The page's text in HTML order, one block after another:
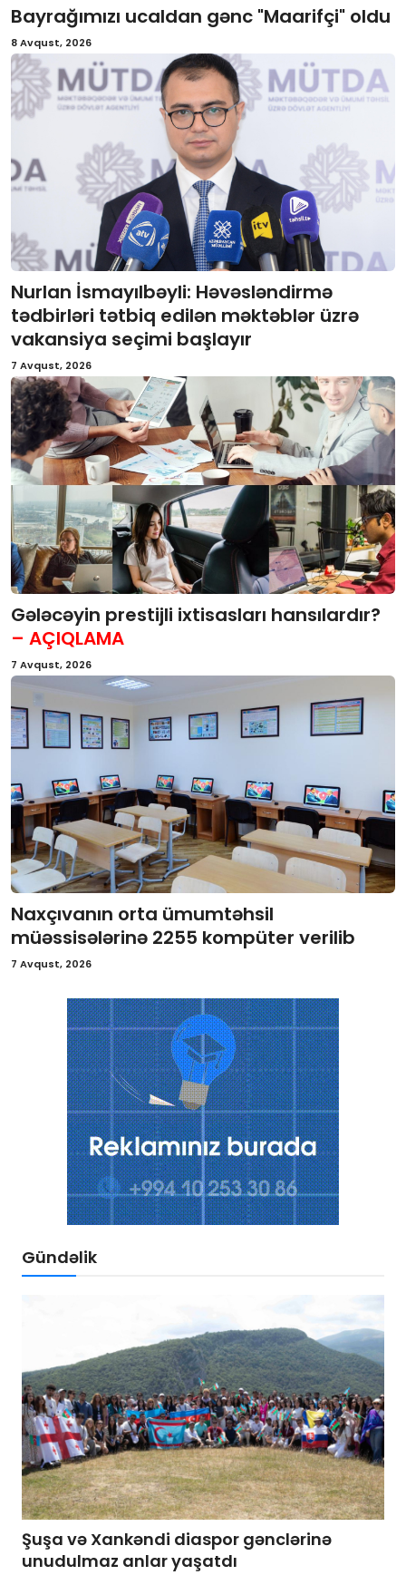
İctimai şura
Dünya
Bayrağımızı ucaldan gənc "Maarifçi" oldu
8 Avqust, 2026
Nurlan İsmayılbəyli: Həvəsləndirmə
tədbirləri tətbiq edilən məktəblər üzrə
vakansiya seçimi başlayır
7 Avqust, 2026
Gələcəyin prestijli ixtisasları hansılardır?
– AÇIQLAMA
7 Avqust, 2026
Naxçıvanın orta ümumtəhsil
müəssisələrinə 2255 kompüter verilib
7 Avqust, 2026
Gündəlik
Şuşa və Xankəndi diaspor gənclərinə
unudulmaz anlar yaşatdı